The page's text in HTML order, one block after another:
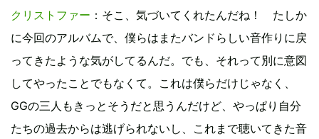
クリストファー ：そこ、気づいてくれたんだね！ たしか
に今回のアルバムで、僕らはまたバンドらしい音作りに戻
ってきたような気がしてるんだ。でも、それって別に意図
してやったことでもなくて。これは僕らだけじゃなく、
GGの三人もきっとそうだと思うんだけど、やっぱり自分
たちの過去からは逃げられないし、これまで聴いてきた音